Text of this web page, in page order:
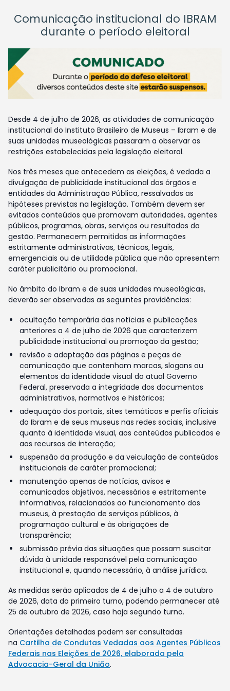
Comunicação institucional do IBRAM
durante o período eleitoral
Desde 4 de julho de 2026, as atividades de comunicação
institucional do Instituto Brasileiro de Museus – Ibram e de
suas unidades museológicas passaram a observar as
restrições estabelecidas pela legislação eleitoral.
Nos três meses que antecedem as eleições, é vedada a
divulgação de publicidade institucional dos órgãos e
entidades da Administração Pública, ressalvadas as
hipóteses previstas na legislação. Também devem ser
evitados conteúdos que promovam autoridades, agentes
públicos, programas, obras, serviços ou resultados da
gestão. Permanecem permitidas as informações
estritamente administrativas, técnicas, legais,
emergenciais ou de utilidade pública que não apresentem
caráter publicitário ou promocional.
No âmbito do Ibram e de suas unidades museológicas,
deverão ser observadas as seguintes providências:
ocultação temporária das notícias e publicações
anteriores a 4 de julho de 2026 que caracterizem
publicidade institucional ou promoção da gestão;
revisão e adaptação das páginas e peças de
comunicação que contenham marcas, slogans ou
elementos da identidade visual do atual Governo
Federal, preservada a integridade dos documentos
administrativos, normativos e históricos;
adequação dos portais, sites temáticos e perfis oficiais
do Ibram e de seus museus nas redes sociais, inclusive
quanto à identidade visual, aos conteúdos publicados e
aos recursos de interação;
suspensão da produção e da veiculação de conteúdos
institucionais de caráter promocional;
manutenção apenas de notícias, avisos e
comunicados objetivos, necessários e estritamente
informativos, relacionados ao funcionamento dos
museus, à prestação de serviços públicos, à
programação cultural e às obrigações de
transparência;
submissão prévia das situações que possam suscitar
dúvida à unidade responsável pela comunicação
institucional e, quando necessário, à análise jurídica.
As medidas serão aplicadas de 4 de julho a 4 de outubro
de 2026, data do primeiro turno, podendo permanecer até
25 de outubro de 2026, caso haja segundo turno.
Orientações detalhadas podem ser consultadas
na Cartilha de Condutas Vedadas aos Agentes Públicos
Federais nas Eleições de 2026, elaborada pela
Advocacia-Geral da União.